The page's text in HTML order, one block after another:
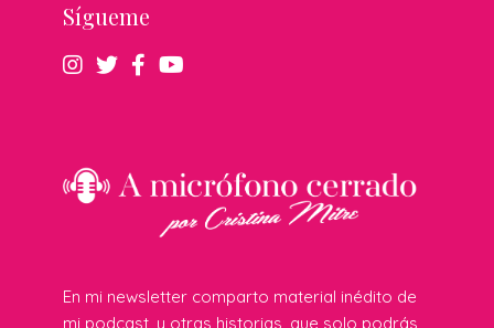
Sígueme
En mi newsletter comparto material inédito de
mi podcast, y otras historias, que solo podrás